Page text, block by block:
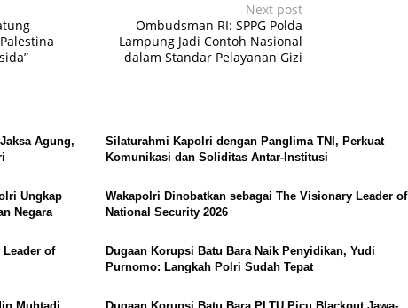
Next post
Ombudsman RI: SPPG Polda
Lampung Jadi Contoh Nasional
dalam Standar Pelayanan Gizi
Agung,
Silaturahmi Kapolri dengan Panglima TNI, Perkuat
Komunikasi dan Soliditas Antar-Institusi
Ungkap
Negara
Wakapolri Dinobatkan sebagai The Visionary Leader of
National Security 2026
of
Dugaan Korupsi Batu Bara Naik Penyidikan, Yudi
Purnomo: Langkah Polri Sudah Tepat